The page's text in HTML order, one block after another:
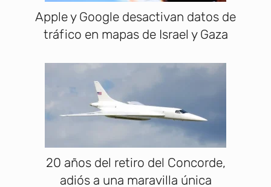
Apple y Google desactivan datos de
tráfico en mapas de Israel y Gaza
20 años del retiro del Concorde,
adiós a una maravilla única